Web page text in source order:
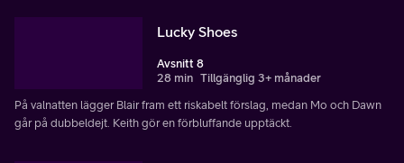
Lucky Shoes
Avsnitt 8
28 min Tillgänglig 3+ månader
På valnatten lägger Blair fram ett riskabelt förslag, medan Mo och Dawn
går på dubbeldejt. Keith gör en förbluffande upptäckt.